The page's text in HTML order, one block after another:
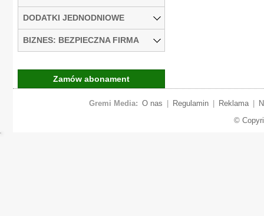
DODATKI JEDNODNIOWE
BIZNES: BEZPIECZNA FIRMA
Zamów abonament
Gremi Media: O nas Regulamin Reklama
©